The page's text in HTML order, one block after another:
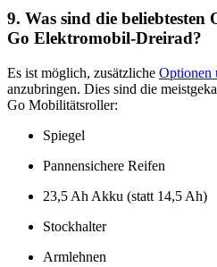
9. Was sind die
Go Elektromobil-Dreirad?
Es ist möglich, zusätzliche Optionen
anzubringen. Dies sind die
Go Mobilitätsroller:
Spiegel
Pannensichere Reifen
23,5 Ah Akku (statt 14,5 Ah)
Stockhalter
Armlehnen